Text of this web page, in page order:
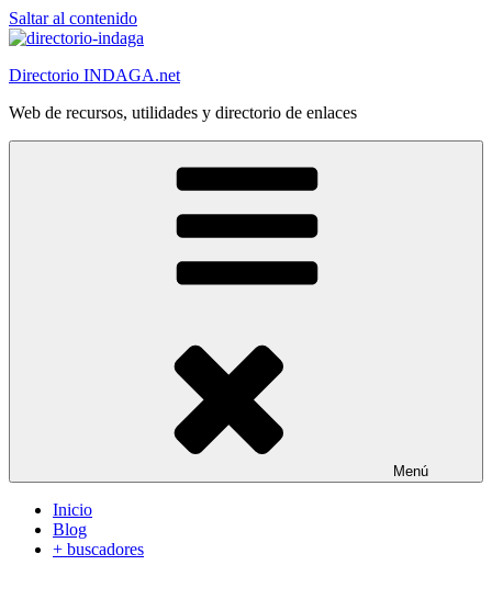
Saltar al contenido
Directorio INDAGA.net
Web de recursos, utilidades y directorio de enlaces
Menú
Inicio
Blog
+ buscadores